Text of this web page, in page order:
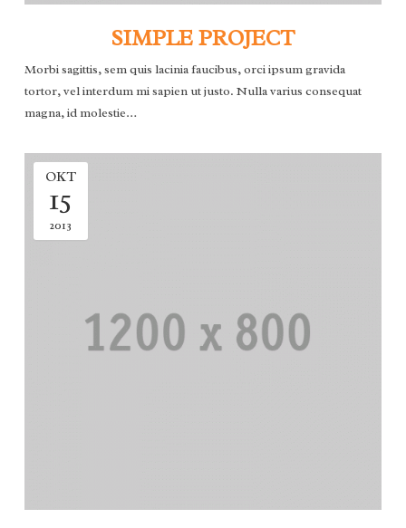
SIMPLE PROJECT
Morbi sagittis, sem quis lacinia faucibus, orci ipsum gravida
tortor, vel interdum mi sapien ut justo. Nulla varius consequat
magna, id molestie…
OKT
15
2013